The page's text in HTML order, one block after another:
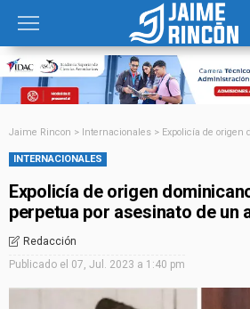
Jaime Rincon > Internacionales > Expolicía de origen dominicano
INTERNACIONALES
Expolicía de origen
perpetua por asesinato de un
Redacción
Publicado el 07, Jul. 2023 a 1:40 pm